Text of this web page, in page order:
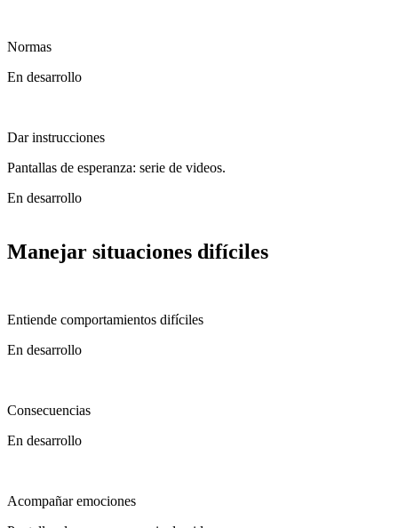
Normas
En desarrollo
Dar instrucciones
Pantallas de esperanza: serie de videos.
En desarrollo
Manejar situaciones difíciles
Entiende comportamientos difíciles
En desarrollo
Consecuencias
En desarrollo
Acompañar emociones